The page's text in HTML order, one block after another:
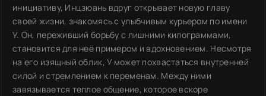
инициативу, Инцзюань вдруг открывает новую главу
своей жизни, знакомясь с улыбчивым курьером по имени
У. Он, переживший борьбу с лишними килограммами,
становится для неё примером и вдохновением. Несмотря
на его изящный облик, У может похвастаться внутренней
силой и стремлением к переменам. Между ними
завязывается теплое общение, которое вскоре